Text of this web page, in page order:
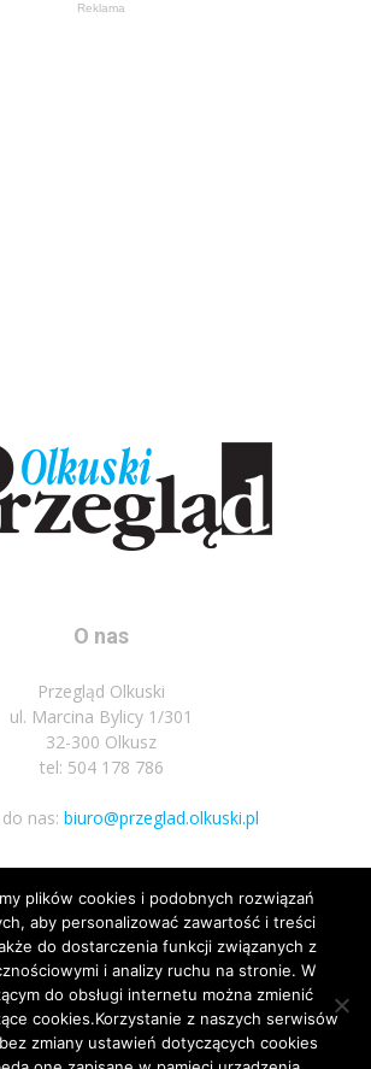
Reklama
O nas
Przegląd Olkuski
ul. Marcina Bylicy 1/301
32-300 Olkusz
tel: 504 178 786
nas: biuro@przeglad.olkuski.pl
Podążaj za nami
plików cookies i podobnych rozwiązań
aby personalizować zawartość i treści
do dostarczenia funkcji związanych z
i analizy ruchu na stronie. W
do obsługi internetu można zmienić
cookies.Korzystanie z naszych serwisów
zmiany ustawień dotyczących cookies